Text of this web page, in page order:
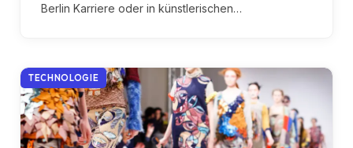
Berlin Karriere oder in künstlerischen…
TECHNOLOGIE